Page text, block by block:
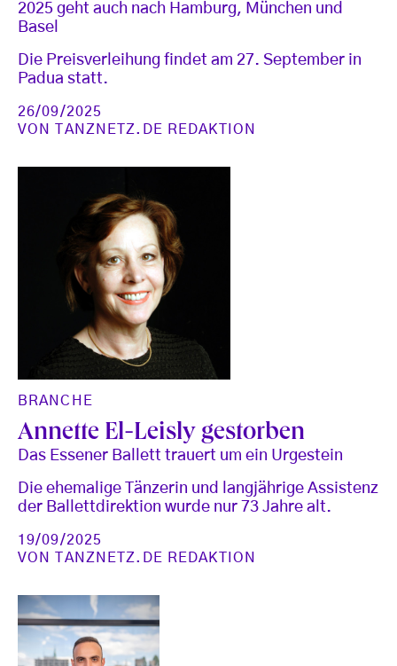
2025 geht auch nach Hamburg, München und
Basel
Die Preisverleihung findet am 27. September in
Padua statt.
26/09/2025
VON
TANZNETZ.DE REDAKTION
BRANCHE
Annette El-Leisly gestorben
Das Essener Ballett trauert um ein Urgestein
Die ehemalige Tänzerin und langjährige Assistenz
der Ballettdirektion wurde nur 73 Jahre alt.
19/09/2025
VON
TANZNETZ.DE REDAKTION